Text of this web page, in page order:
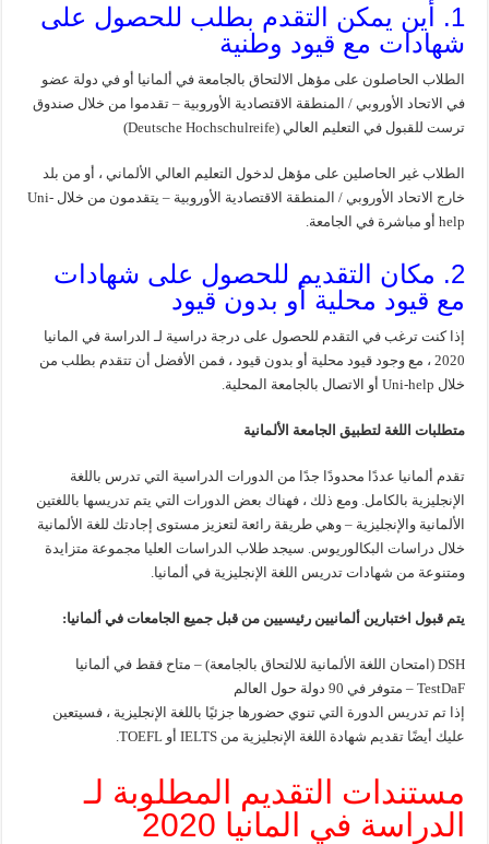
1. أين يمكن التقدم بطلب للحصول على
شهادات مع قيود وطنية
الطلاب الحاصلون على مؤهل الالتحاق بالجامعة في ألمانيا أو في دولة عضو
في الاتحاد الأوروبي / المنطقة الاقتصادية الأوروبية – تقدموا من خلال صندوق
ترست للقبول في التعليم العالي (Deutsche Hochschulreife)
الطلاب غير الحاصلين على مؤهل لدخول التعليم العالي الألماني ، أو من بلد
خارج الاتحاد الأوروبي / المنطقة الاقتصادية الأوروبية – يتقدمون من خلال Uni-
help أو مباشرة في الجامعة.
2. مكان التقديم للحصول على شهادات
مع قيود محلية أو بدون قيود
إذا كنت ترغب في التقدم للحصول على درجة دراسية لـ الدراسة في المانيا
2020 ، مع وجود قيود محلية أو بدون قيود ، فمن الأفضل أن تتقدم بطلب من
خلال Uni-help أو الاتصال بالجامعة المحلية.
متطلبات اللغة لتطبيق الجامعة الألمانية
تقدم ألمانيا عددًا محدودًا جدًا من الدورات الدراسية التي تدرس باللغة
الإنجليزية بالكامل. ومع ذلك ، فهناك بعض الدورات التي يتم تدريسها باللغتين
الألمانية والإنجليزية – وهي طريقة رائعة لتعزيز مستوى إجادتك للغة الألمانية
خلال دراسات البكالوريوس. سيجد طلاب الدراسات العليا مجموعة متزايدة
ومتنوعة من شهادات تدريس اللغة الإنجليزية في ألمانيا.
يتم قبول اختبارين ألمانيين رئيسيين من قبل جميع الجامعات في ألمانيا:
DSH (امتحان اللغة الألمانية للالتحاق بالجامعة) – متاح فقط في ألمانيا
TestDaF – متوفر في 90 دولة حول العالم
إذا تم تدريس الدورة التي تنوي حضورها جزئيًا باللغة الإنجليزية ، فسيتعين
عليك أيضًا تقديم شهادة اللغة الإنجليزية من IELTS أو TOEFL.
مستندات التقديم المطلوبة لـ
الدراسة في المانيا 2020